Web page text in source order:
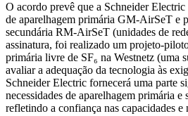
O acordo prevê que a Schneider
de aparelhagem primária GM-AirSeT e
secundária RM-AirSeT (unidades de
assinatura, foi realizado um projeto-
primária livre de SF₆ na Westnetz (uma
avaliar a adequação da tecnologia às
Schneider Electric fornecerá uma parte
necessidades de aparelhagem primária
refletindo a confiança nas capacidades